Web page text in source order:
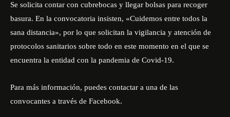
Se solicita contar con cubrebocas y llegar bolsas para recoger
basura. En la convocatoria insisten, «Cuidemos entre todos la
sana distancia», por lo que solicitan la vigilancia y atención de
protocolos sanitarios sobre todo en este momento en el que se
encuentra la entidad con la pandemia de Covid-19.
Para más información, puedes contactar a una de las
convocantes a través de Facebook.